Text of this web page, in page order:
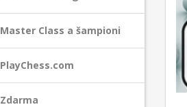
Master Class a šampioni
PlayChess.com
Zdarma